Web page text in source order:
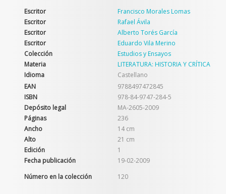
Escritor
Francisco Morales Lomas
Escritor
Rafael Ávila
Escritor
Alberto Torés García
Escritor
Eduardo Vila Merino
Colección
Estudios y Ensayos
Materia
LITERATURA: HISTORIA Y CRÍTICA
Idioma
Castellano
EAN
9788497472845
ISBN
978-84-9747-284-5
Depósito legal
MA-2605-2009
Páginas
236
Ancho
14 cm
Alto
21 cm
Edición
1
Fecha publicación
19-02-2009
Número en la colección
120